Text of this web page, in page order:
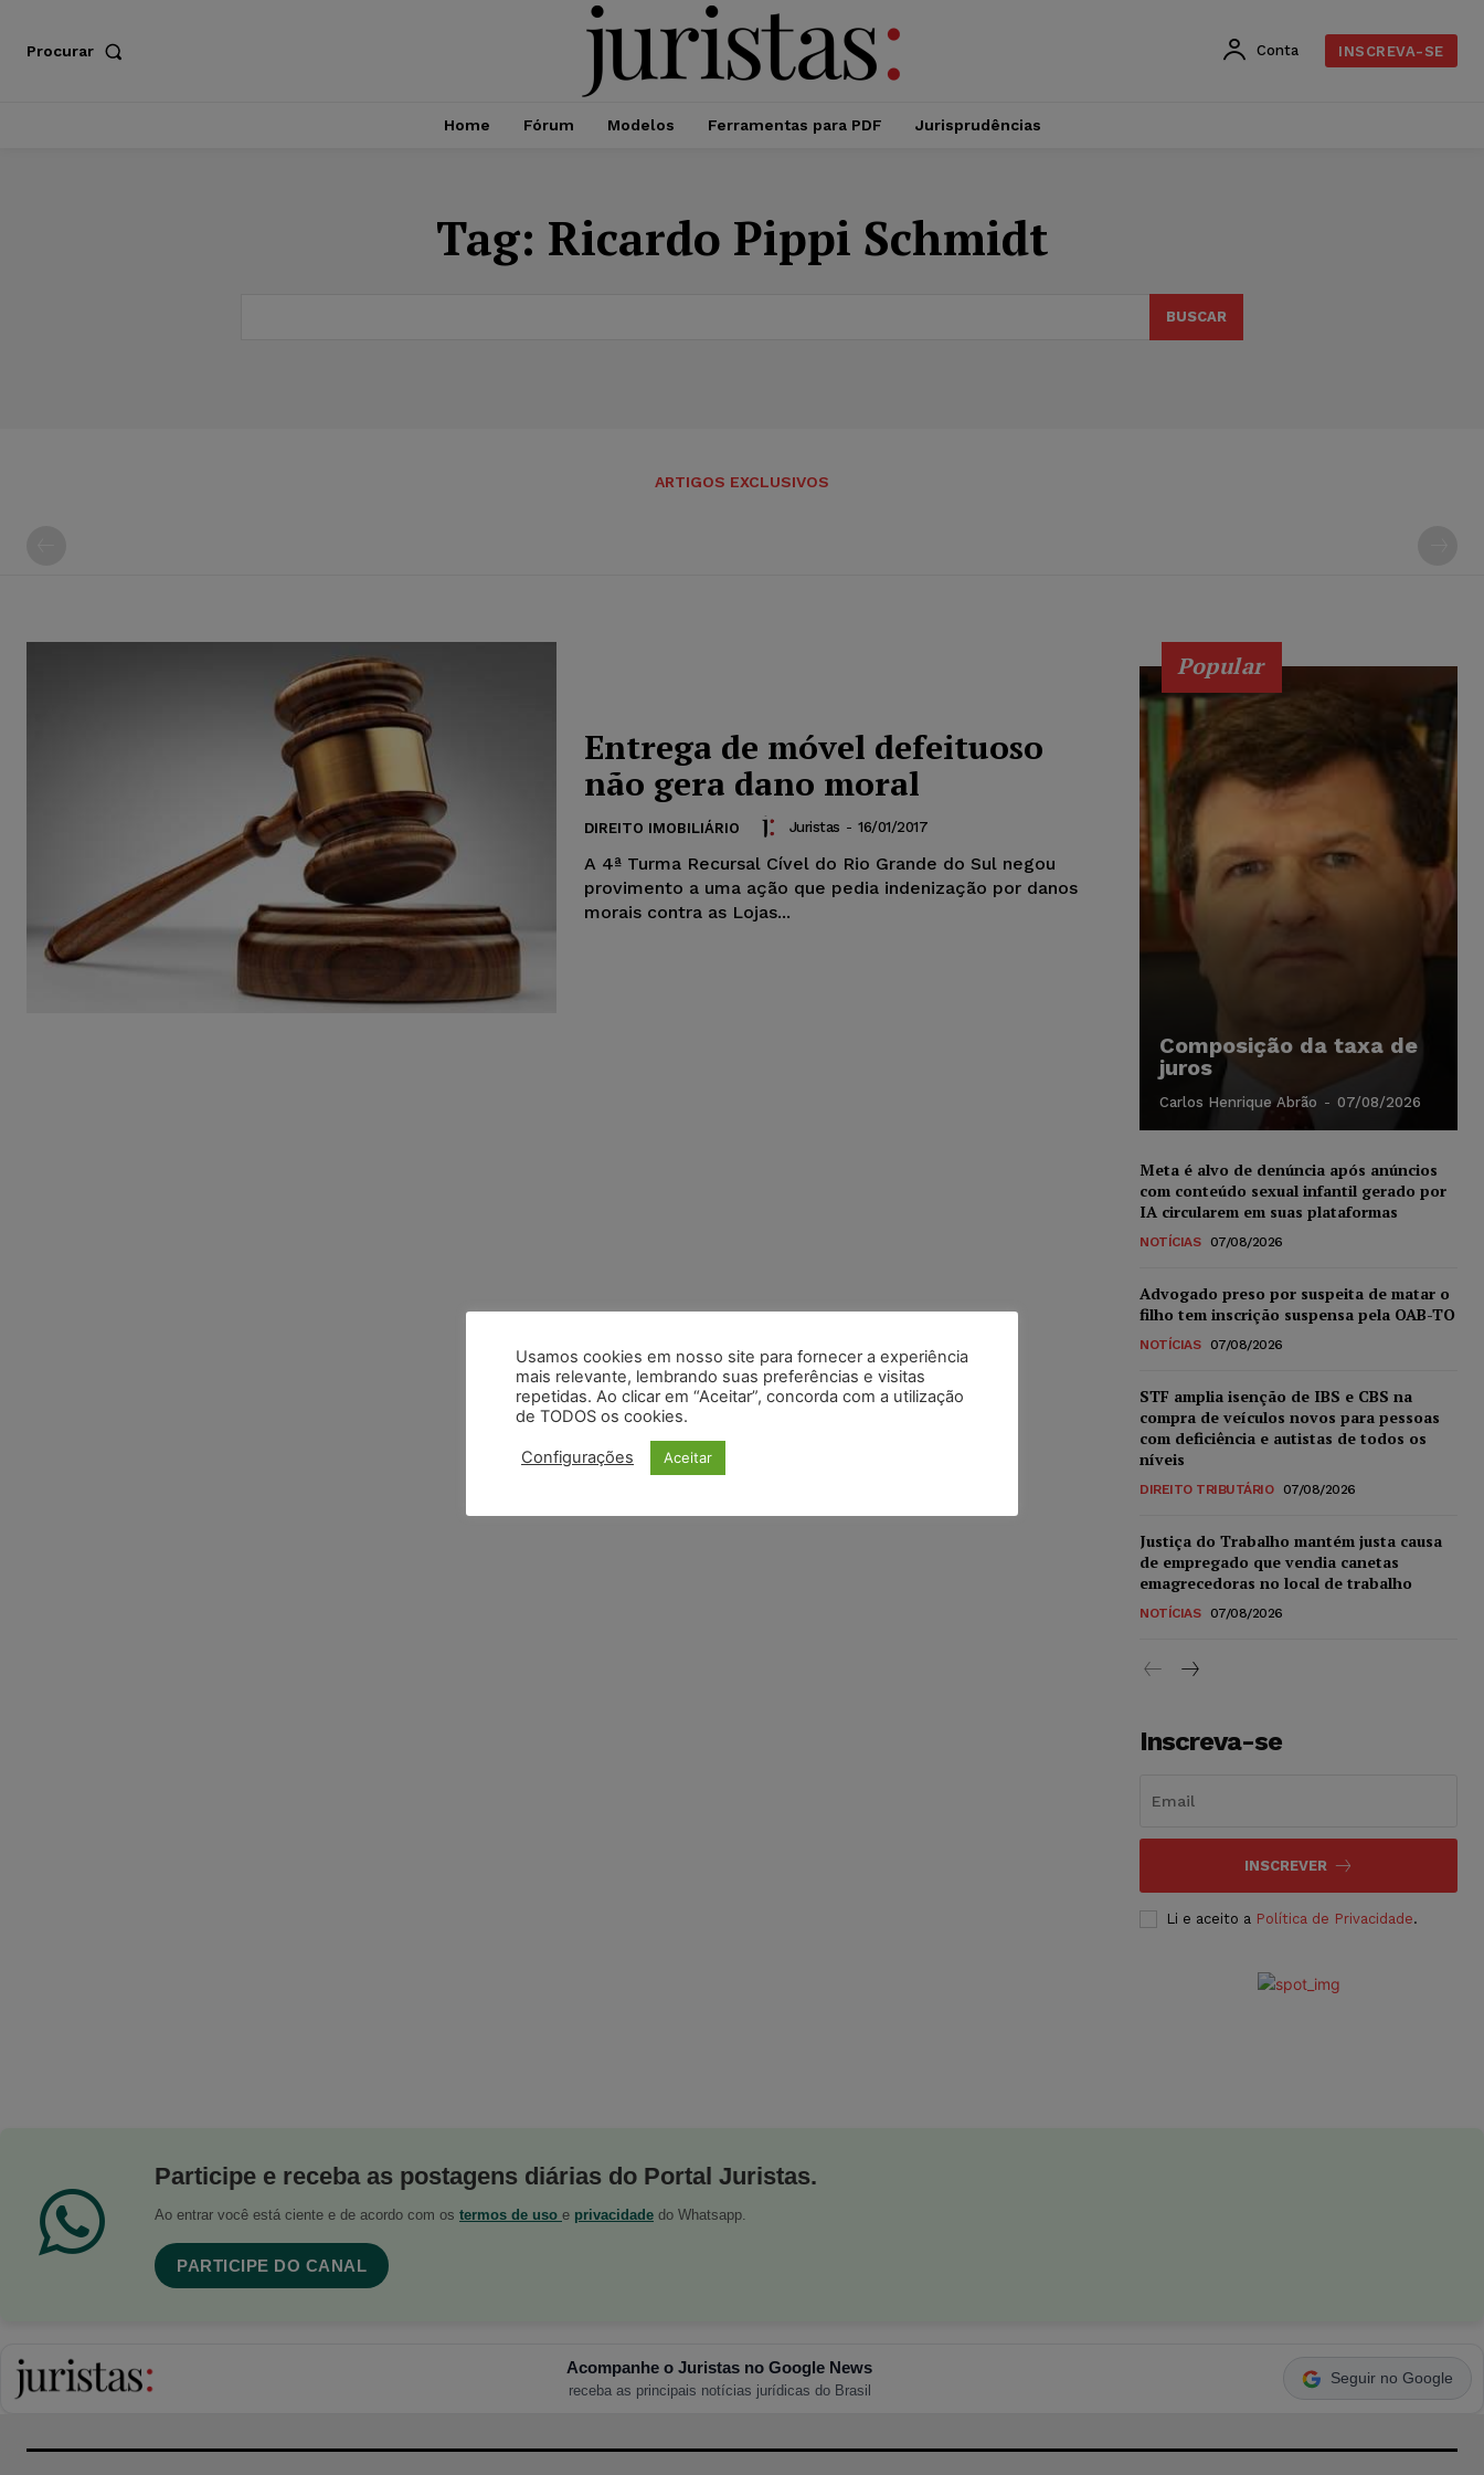
Procurar Conta INSCREVA-SE
Home Fórum Modelos Ferramentas para PDF Jurisprudências
Tag: Ricardo Pippi Schmidt
BUSCAR
ARTIGOS EXCLUSIVOS
Entrega de móvel defeituoso
não gera dano moral
DIREITO IMOBILIÁRIO Juristas - 16/01/2017
A 4ª Turma Recursal Cível do Rio Grande do Sul negou
provimento a uma ação que pedia indenização por danos
morais contra as Lojas...
Popular
Composição da taxa de
juros
Carlos Henrique Abrão - 07/08/2026
Meta é alvo de denúncia após anúncios
com conteúdo sexual infantil gerado por
IA circularem em suas plataformas
NOTÍCIAS 07/08/2026
Advogado preso por suspeita de matar o
filho tem inscrição suspensa pela OAB-TO
NOTÍCIAS 07/08/2026
STF amplia isenção de IBS e CBS na
compra de veículos novos para pessoas
com deficiência e autistas de todos os
níveis
DIREITO TRIBUTÁRIO 07/08/2026
Justiça do Trabalho mantém justa causa
de empregado que vendia canetas
emagrecedoras no local de trabalho
NOTÍCIAS 07/08/2026
Inscreva-se
INSCREVER
Li e aceito a Política de Privacidade.
Participe e receba as postagens diárias do Portal Juristas.
Ao entrar você está ciente e de acordo com os termos de uso e privacidade do Whatsapp.
PARTICIPE DO CANAL
Acompanhe o Juristas no Google News
receba as principais notícias jurídicas do Brasil
Seguir no Google
Usamos cookies em nosso site para fornecer a experiência
mais relevante, lembrando suas preferências e visitas
repetidas. Ao clicar em “Aceitar”, concorda com a utilização
de TODOS os cookies.
Configurações Aceitar